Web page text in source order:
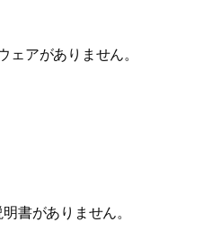
アがありません。
書がありません。